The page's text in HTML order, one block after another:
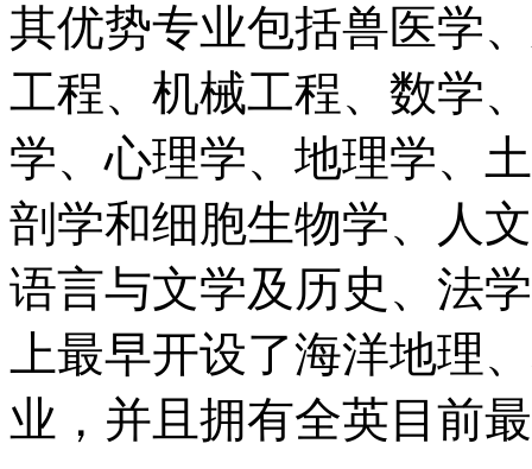
其优势专业包括兽医学
工程、机械工程、数学
学、心理学、地理学、
剖学和细胞生物学、人
语言与文学及历史、法
上最早开设了海洋地理
业，并且拥有全英目前